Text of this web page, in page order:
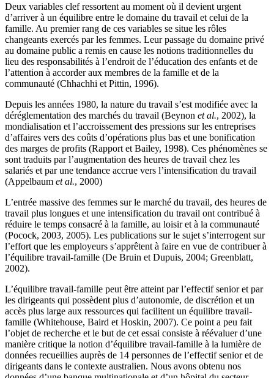
Deux variables clef ressortent au moment où il devient urgent
d’arriver à un équilibre entre le domaine du travail et celui de la
famille. Au premier rang de ces variables se situe les rôles
changeants exercés par les femmes. Leur passage du domaine privé
au domaine public a remis en cause les notions traditionnelles du
lieu des responsabilités à l’endroit de l’éducation des enfants et de
l’attention à accorder aux membres de la famille et de la
communauté (Chhachhi et Pittin, 1996).
Depuis les années 1980, la nature du travail s’est modifiée avec la
déréglementation des marchés du travail (Beynon et al., 2002), la
mondialisation et l’accroissement des pressions sur les entreprises
d’affaires vers des coûts d’opérations plus bas et une bonification
des marges de profits (Rapport et Bailey, 1998). Ces phénomènes se
sont traduits par l’augmentation des heures de travail chez les
salariés et par une tendance accrue vers l’intensification du travail
(Appelbaum et al., 2000)
L’entrée massive des femmes sur le marché du travail, des heures de
travail plus longues et une intensification du travail ont contribué à
réduire le temps consacré à la famille, au loisir et à la communauté
(Pocock, 2003, 2005). Les publications sur le sujet s’interrogent sur
l’effort que les employeurs s’apprêtent à faire en vue de contribuer à
l’équilibre travail-famille (De Bruin et Dupuis, 2004; Greenblatt,
2002).
L’équilibre travail-famille peut être atteint par l’effectif senior et par
les dirigeants qui possèdent plus d’autonomie, de discrétion et un
accès plus large aux ressources qui facilitent un équilibre travail-
famille (Whitehouse, Baird et Hoskin, 2007). Ce point a peu fait
l’objet de recherche et le but de cet essai consiste à réévaluer d’une
manière critique la notion d’équilibre travail-famille à la lumière de
données recueillies auprès de 14 personnes de l’effectif senior et de
dirigeants dans le contexte australien. Nous avons obtenu nos